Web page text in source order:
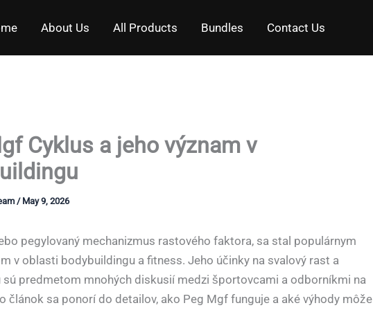
About Us All Products Bundles Contact Us
Cyklus a jeho význam v
/ May 9, 2026
pegylovaný mechanizmus rastového faktora, sa stal populárnym
v oblasti bodybuildingu a fitness. Jeho účinky na svalový rast a
sú predmetom mnohých diskusií medzi športovcami a odborníkmi na
článok sa ponorí do detailov, ako Peg Mgf funguje a aké výhody môže